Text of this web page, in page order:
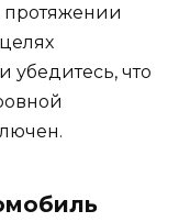
протяжении
убедитесь, что